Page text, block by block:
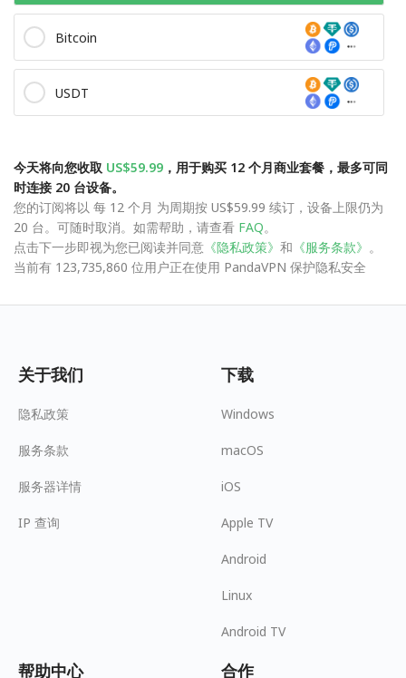
Bitcoin
USDT
今天将向您收取 US$59.99 ，用于购买 12 个月商业套餐，最多可同
时连接 20 台设备。
您的订阅将以 每 12 个月 为周期按 US$59.99 续订，设备上限仍为
20 台。可随时取消。如需帮助，请查看 FAQ。
点击下一步即视为您已阅读并同意 《隐私政策》 和 《服务条款》 。
当前有 123,735,860 位用户正在使用 PandaVPN 保护隐私安全
关于我们
隐私政策
服务条款
服务器详情
IP 查询
下载
Windows
macOS
iOS
Apple TV
Android
Linux
Android TV
帮助中心 合作